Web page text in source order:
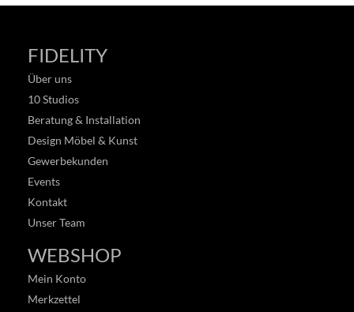
FIDELITY
Über uns
10 Studios
Beratung & Installation
Design Möbel & Kunst
Gewerbekunden
Events
Kontakt
Unser Team
WEBSHOP
Mein Konto
Merkzettel